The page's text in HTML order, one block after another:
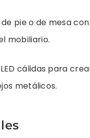
pie o de mesa
mobiliario.
cálidas para
metálicos.